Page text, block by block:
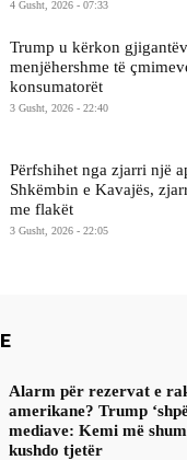
4 Gusht, 2026 - 07:33
Trump u kërkon
menjëhershme të
konsumatorët
3 Gusht, 2026 - 22:40
Përfshihet nga zjarri një
Shkëmbin e Kavajës,
me flakët
3 Gusht, 2026 - 22:05
Alarm për rezervat e
amerikane? Trump
mediave: Kemi më
kushdo tjetër